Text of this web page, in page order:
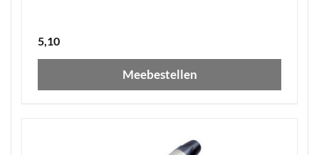
5,10
Meebestellen